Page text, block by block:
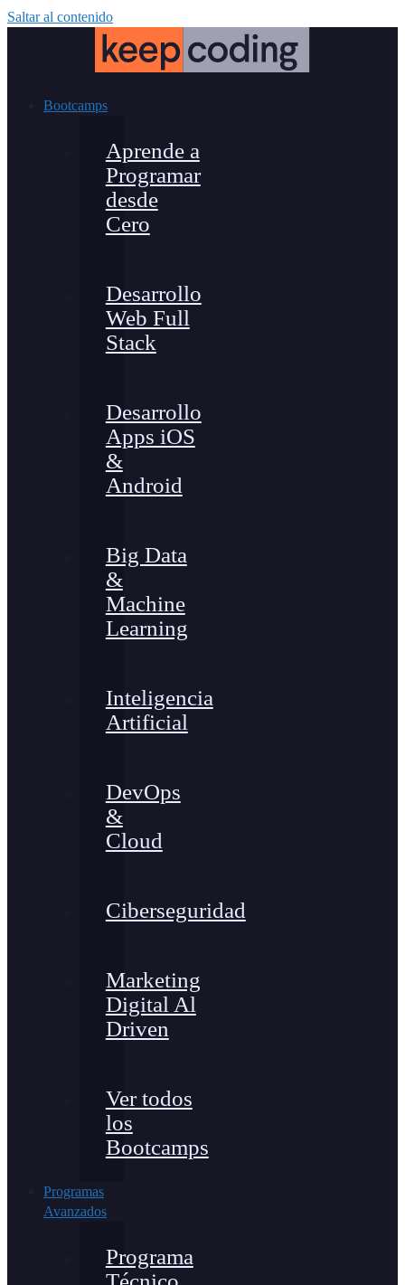
Saltar al contenido
Bootcamps
Aprende a
Programar
desde
Cero
Desarrollo
Web Full
Stack
Desarrollo
Apps iOS
&
Android
Big Data
&
Machine
Learning
Inteligencia
Artificial
DevOps
&
Cloud
Ciberseguridad
Marketing
Digital Al
Driven
Ver todos
los
Bootcamps
Programas
Avanzados
Programa